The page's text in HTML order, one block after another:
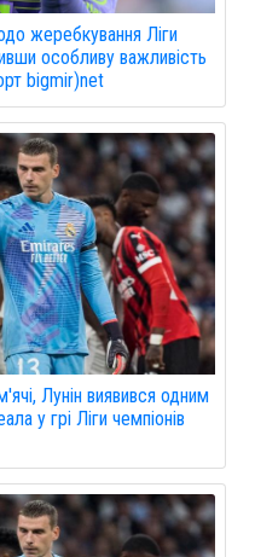
жеребкування Ліги
особливу важливість
bigmir)net
Лунін виявився одним
у грі Ліги чемпіонів